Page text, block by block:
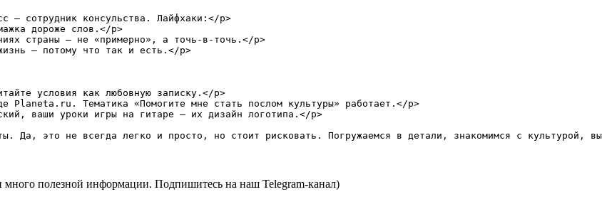
— сотрудник консульства. Лайфхаки:</p>
дороже слов.</p>
страны — не «примерно», а точь-в-точь.</p>
— потому что так и есть.</p>
условия как любовную записку.</p>
Planeta.ru. Тематика «Помогите мне стать послом культуры» работает.</p>
ваши уроки игры на гитаре — их дизайн логотипа.</p>
полезной информации. Подпишитесь на наш Telegram-канал)